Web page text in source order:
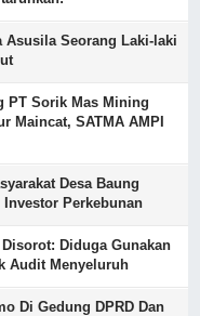
Asusila Seorang Laki-laki
PT Sorik Mas Mining
Maincat, SATMA AMPI
Desa Baung
Investor Perkebunan
Diduga Gunakan
Audit Menyeluruh
Di Gedung DPRD Dan